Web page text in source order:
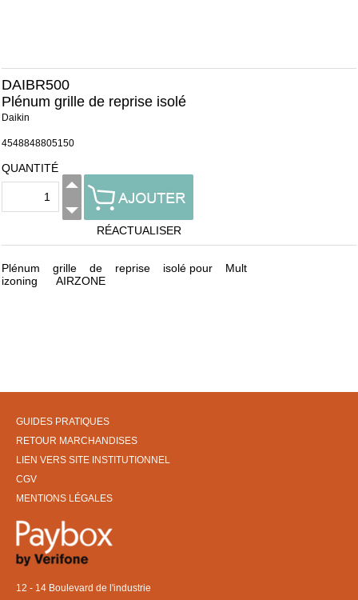
DAIBR500
Plénum grille de reprise isolé
Daikin
4548848805150
QUANTITÉ
RÉACTUALISER
Plénum grille de reprise isolé pour Mult
izoning AIRZONE
GUIDES PRATIQUES
RETOUR MARCHANDISES
LIEN VERS SITE INSTITUTIONNEL
CGV
MENTIONS LÉGALES
12 - 14 Boulevard de l'industrie